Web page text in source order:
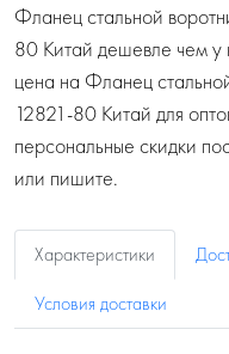
Фланец стальной
80 Китай дешевле чем у
цена на Фланец
12821-80 Китай для
персональные скидки
или пишите.
Характеристики
Условия доставки